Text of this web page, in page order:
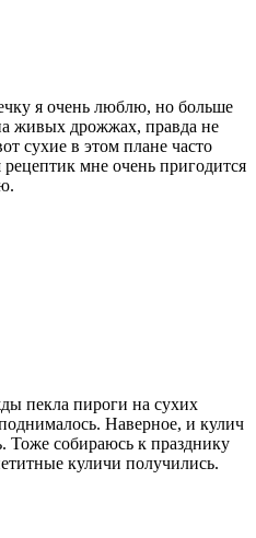
я очень люблю, но больше
живых дрожжах, правда не
сухие в этом плане часто
мне очень пригодится
пекла пироги на сухих
Наверное, и кулич
Тоже собираюсь к празднику
куличи получились.